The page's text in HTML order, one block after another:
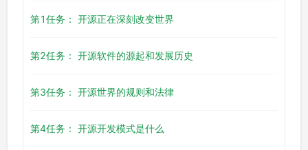
第1任务： 开源正在深刻改变世界
第2任务： 开源软件的源起和发展历史
第3任务： 开源世界的规则和法律
第4任务： 开源开发模式是什么